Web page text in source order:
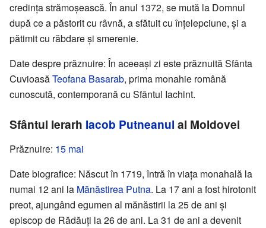
credința strămoșească. În anul 1372, se mută la Domnul
după ce a păstorit cu râvnă, a sfătuit cu înțelepciune, și a
pătimit cu răbdare și smerenie.
Date despre prăznuire: În aceeași zi este prăznuită Sfânta
CuvioasăTeofana Basarab, prima monahie română
cunoscută, contemporană cu Sfântul Iachint.
Sfântul Ierarh Iacob Putneanul al Moldovei
Prăznuire: 15 mai
Date biografice: Născut în 1719, întră în viața monahală la
numai 12 ani la Mănăstirea Putna. La 17 ani a fost hirotonit
preot, ajungând egumen al mănăstirii la 25 de ani și
episcop de Rădăuți la 26 de ani. La 31 de ani a devenit